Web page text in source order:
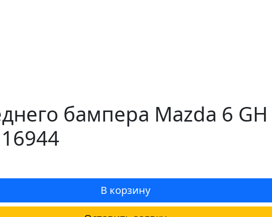
бампера Mazda 6
В корзину